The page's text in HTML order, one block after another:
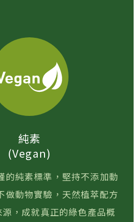
純素
(Vegan)
的純素標準，堅持不添加動
做動物實驗，天然植萃配方
，成就真正的綠色產品概